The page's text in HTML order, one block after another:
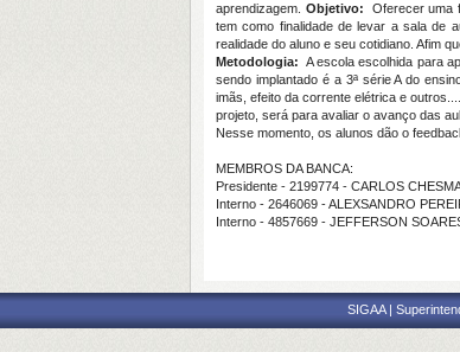
aprendizagem. Objetivo: Oferecer uma
tem como finalidade de levar a sala de
realidade do aluno e seu cotidiano. Afim
Metodologia: A escola escolhida para
sendo implantado é a 3ª série A do
imãs, efeito da corrente elétrica e
projeto, será para avaliar o avanço das
Nesse momento, os alunos dão o
MEMBROS DA BANCA:
Presidente - 2199774 - CARLOS
Interno - 2646069 - ALEXSANDRO
Interno - 4857669 - JEFFERSON
SIGAA |